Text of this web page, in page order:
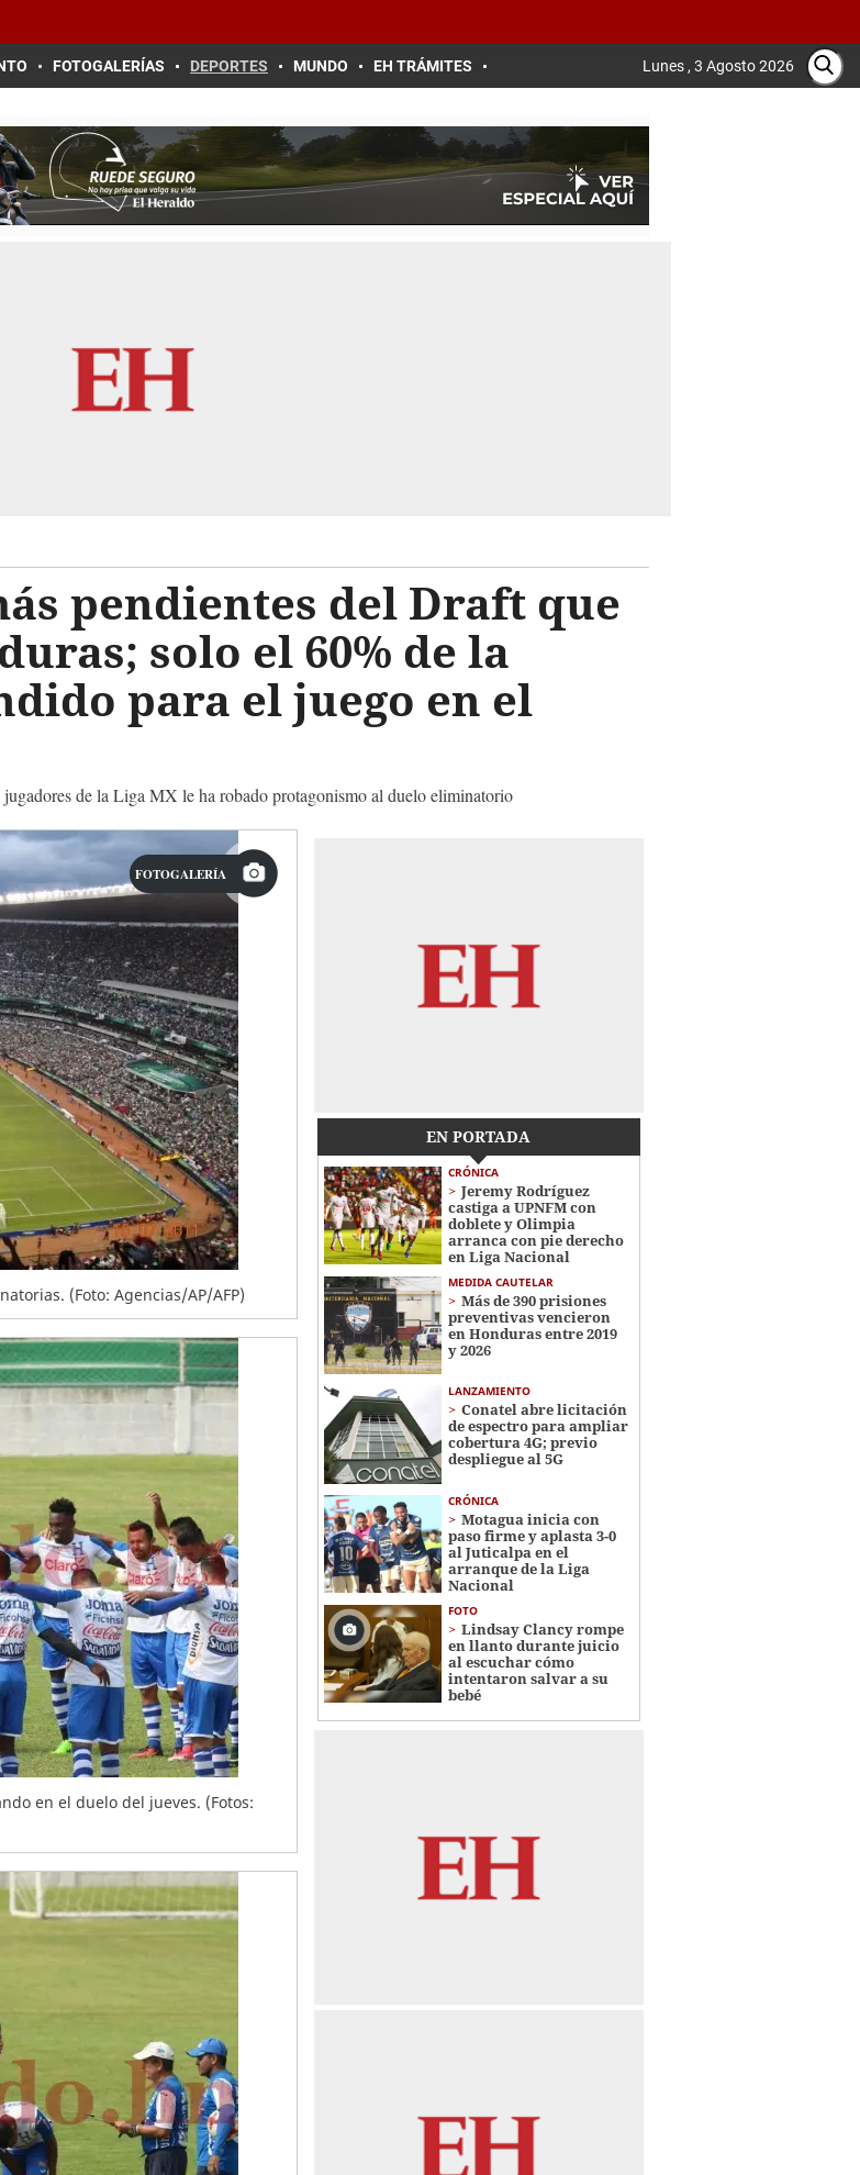
FOTOGALERÍAS DEPORTES MUNDO EH TRÁMITES Lunes , 3 Agosto 2026
pendientes del Draft que
solo el 60% de la
para el juego en el
de la Liga MX le ha robado protagonismo al duelo eliminatorio
FOTOGALERÍA
(Foto: Agencias/AP/AFP)
en el duelo del jueves. (Fotos:
EN PORTADA
CRÓNICA
Jeremy Rodríguez
castiga a UPNFM con
doblete y Olimpia
arranca con pie derecho
en Liga Nacional
MEDIDA CAUTELAR
Más de 390 prisiones
preventivas vencieron
en Honduras entre 2019
y 2026
LANZAMIENTO
Conatel abre licitación
de espectro para ampliar
cobertura 4G; previo
despliegue al 5G
CRÓNICA
Motagua inicia con
paso firme y aplasta 3-0
al Juticalpa en el
arranque de la Liga
Nacional
FOTO
Lindsay Clancy rompe
en llanto durante juicio
al escuchar cómo
intentaron salvar a su
bebé